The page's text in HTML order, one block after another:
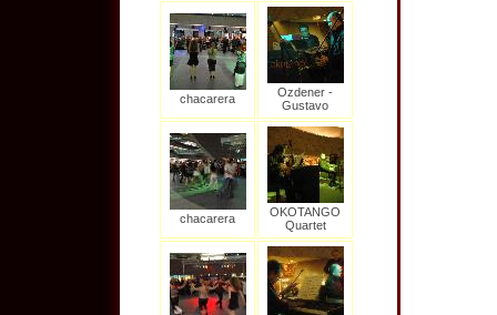
chacarera
Ozdener -
Gustavo
chacarera
OKOTANGO
Quartet